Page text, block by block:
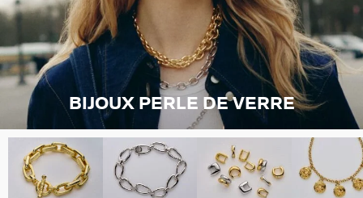
BIJOUX PERLE DE VERRE